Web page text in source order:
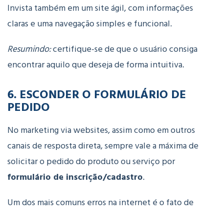
Invista também em um site ágil, com informações
claras e uma navegação simples e funcional.
Resumindo:certifique-se de que o usuário consiga
encontrar aquilo que deseja de forma intuitiva.
6. ESCONDER O FORMULÁRIO DE
PEDIDO
No marketing via websites, assim como em outros
canais de resposta direta, sempre vale a máxima de
solicitar o pedido do produto ou serviço por
formulário de inscrição/cadastro.
Um dos mais comuns erros na internet é o fato de